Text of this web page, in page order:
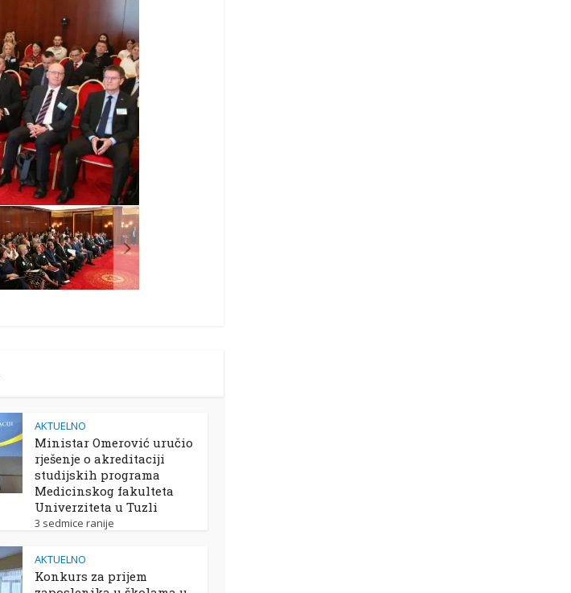
AKTUELNO
Ministar Omerović uručio
rješenje o akreditaciji
studijskih programa
Medicinskog fakulteta
Univerziteta u Tuzli
3 sedmice ranije
AKTUELNO
Konkurs za prijem